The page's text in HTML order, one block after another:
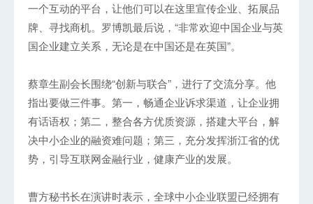
一个互动的平台，让他们可以在这里宣传企业、拓展品
牌、寻找商机。罗博凯最后说，“非常欢迎中国企业与英
国企业建立关系，无论是在中国还是在英国”。
蔡章生副会长围绕“创新与联合”，进行了交流分享。他
指出要做三件事。第一，畅通企业诉求渠道，让企业拥
有话语权；第二，整合各方优质资源，搭建大平台，解
决中小企业的融资难问题；第三，充分发挥浙江省的优
势，引导互联网金融行业，健康产业的发展。
曹方秘书长在演讲时表示，全球中小企业联盟已经拥有